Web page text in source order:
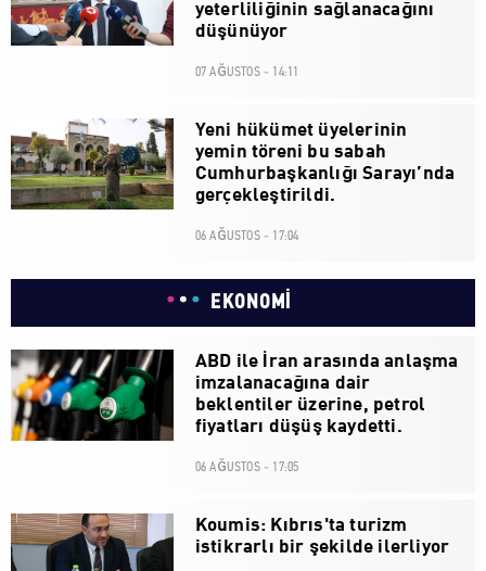
yeterliliğinin sağlanacağını
düşünüyor
07 AĞUSTOS - 14:11
Yeni hükümet üyelerinin
yemin töreni bu sabah
Cumhurbaşkanlığı Sarayı’nda
gerçekleştirildi.
06 AĞUSTOS - 17:04
EKONOMİ
ABD ile İran arasında anlaşma
imzalanacağına dair
beklentiler üzerine, petrol
fiyatları düşüş kaydetti.
06 AĞUSTOS - 17:05
Koumis: Kıbrıs'ta turizm
istikrarlı bir şekilde ilerliyor